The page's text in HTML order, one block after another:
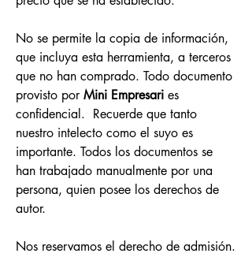
No se permite la copia de información,
que incluya esta herramienta, a terceros
que no han comprado. Todo documento
provisto por Mini Empresari es
confidencial.  Recuerde que tanto
nuestro intelecto como el suyo es
importante. Todos los documentos se
han trabajado manualmente por una
persona, quien posee los derechos de
autor.
Nos reservamos el derecho de admisión.